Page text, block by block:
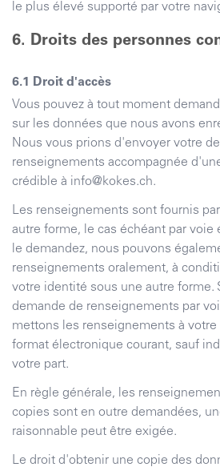
le plus élevé supporté par votre
Droits des personnes
Droit d'accès
Vous pouvez à tout moment
sur les données que nous avons
Nous vous prions d'envoyer votre
renseignements accompagnée
crédible à info@kokes.ch.
Les renseignements sont fournis
autre forme, le cas échéant par voie
le demandez, nous pouvons
renseignements oralement, à
votre identité sous une autre forme.
demande de renseignements par
mettons les renseignements à
format électronique courant, sauf
votre part.
En règle générale, les
copies sont en outre demandées,
raisonnable peut être exigée.
Le droit d'obtenir une copie des